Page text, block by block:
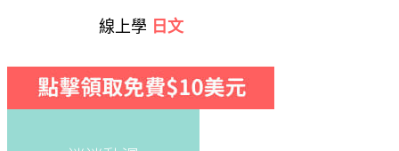
線上學 日文